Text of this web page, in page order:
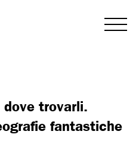
trovarli.
fantastiche